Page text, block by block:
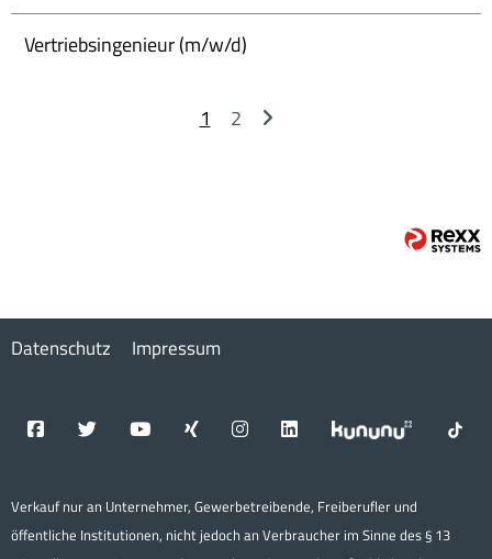
Vertriebsingenieur (m/w/d)
1 2
Datenschutz Impressum
Verkauf nur an Unternehmer, Gewerbetreibende, Freiberufler und
öffentliche Institutionen, nicht jedoch an Verbraucher im Sinne des § 13